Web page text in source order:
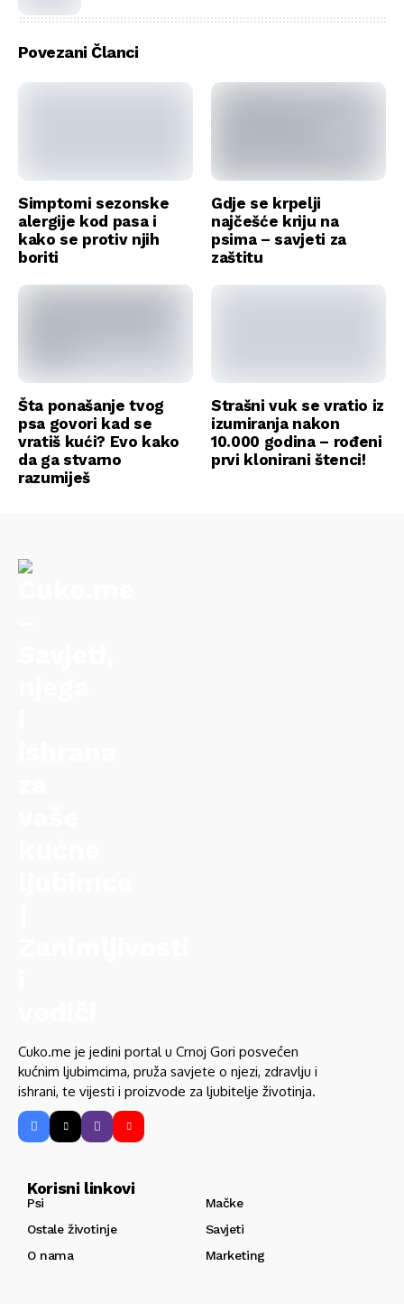
Povezani Članci
Simptomi sezonske
alergije kod pasa i
kako se protiv njih
boriti
Gdje se krpelji
najčešće kriju na
psima – savjeti za
zaštitu
Šta ponašanje tvog
psa govori kad se
vratiš kući? Evo kako
da ga stvarno
razumiješ
Strašni vuk se vratio iz
izumiranja nakon
10.000 godina – rođeni
prvi klonirani štenci!
Cuko.me je jedini portal u Crnoj Gori posvećen
kućnim ljubimcima, pruža savjete o njezi, zdravlju i
ishrani, te vijesti i proizvode za ljubitelje životinja.
Korisni linkovi
Psi
Mačke
Ostale životinje
Savjeti
O nama
Marketing